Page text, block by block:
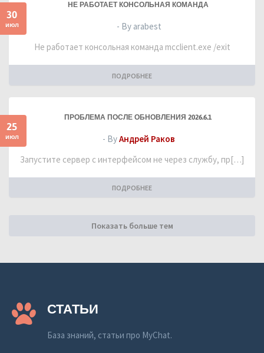
30
июл
НЕ РАБОТАЕТ КОНСОЛЬНАЯ КОМАНДА
- By arabest
Не работает консольная команда mcclient.exe /exit
ПОДРОБНЕЕ
25
июл
ПРОБЛЕМА ПОСЛЕ ОБНОВЛЕНИЯ 2026.6.1
- ByАндрей Раков
Запустите сервер с интерфейсом не через службу, пр[…]
ПОДРОБНЕЕ
Показать больше тем
СТАТЬИ
База знаний, статьи про MyChat.